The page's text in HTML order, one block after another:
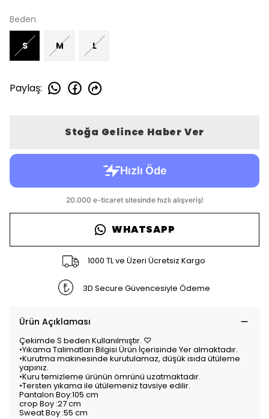
Beden
S M L
Paylaş:
Stoğa Gelince Haber Ver
WHATSAPP
1000 TL ve Üzeri Ücretsiz Kargo
3D Secure Güvencesiyle Ödeme
Ürün Açıklaması
Çekimde S beden Kullanılmıştır. ♡
•Yıkama Talimatları Bilgisi Ürün İçerisinde Yer almaktadır.
•Kurutma makinesinde kurutulamaz, düşük ısıda ütüleme
yapınız.
•Kuru temizleme ürünün ömrünü uzatmaktadır.
•Tersten yıkama ile ütülemeniz tavsiye edilir.
Pantalon Boy:105 cm
crop Boy :27 cm
Sweat Boy :55 cm